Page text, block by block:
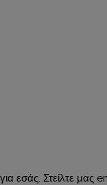
εσάς. Στείλτε